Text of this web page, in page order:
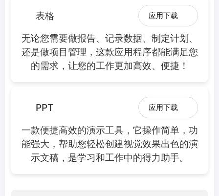
表格 应用下载
无论您需要做报告、记录数据、制定计划、
还是做项目管理，这款应用程序都能满足您
的需求，让您的工作更加高效、便捷！
PPT 应用下载
一款便捷高效的演示工具，它操作简单，功
能强大，帮助您轻松创建视觉效果出色的演
示文稿，是学习和工作中的得力助手。